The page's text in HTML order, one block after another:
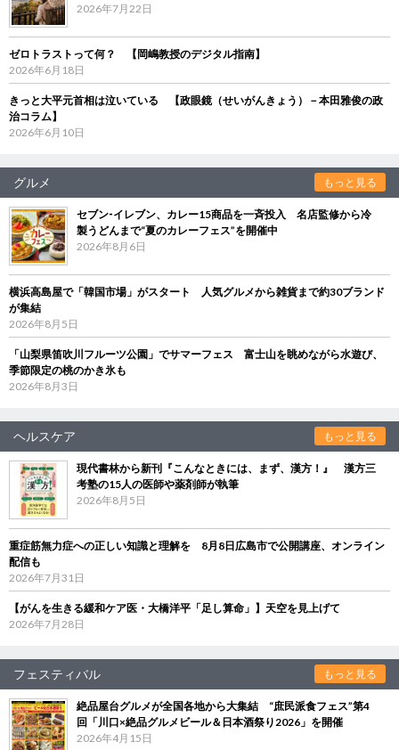
2026年7月22日
ゼロトラストって何？ 【岡嶋教授のデジタル指南】
2026年6月18日
きっと大平元首相は泣いている 【政眼鏡（せいがんきょう）－本田雅俊の政
治コラム】
2026年6月10日
グルメ もっと見る
セブン‐イレブン、カレー15商品を一斉投入 名店監修から冷
製うどんまで“夏のカレーフェス”を開催中
2026年8月6日
横浜高島屋で「韓国市場」がスタート 人気グルメから雑貨まで約30ブランド
が集結
2026年8月5日
「山梨県笛吹川フルーツ公園」でサマーフェス 富士山を眺めながら水遊び、
季節限定の桃のかき氷も
2026年8月3日
ヘルスケア もっと見る
現代書林から新刊『こんなときには、まず、漢方！』 漢方三
考塾の15人の医師や薬剤師が執筆
2026年8月5日
重症筋無力症への正しい知識と理解を 8月8日広島市で公開講座、オンライン
配信も
2026年7月31日
【がんを生きる緩和ケア医・大橋洋平「足し算命」】天空を見上げて
2026年7月28日
フェスティバル もっと見る
絶品屋台グルメが全国各地から大集結 “庶民派食フェス”第4
回「川口×絶品グルメビール＆日本酒祭り2026」を開催
2026年4月15日